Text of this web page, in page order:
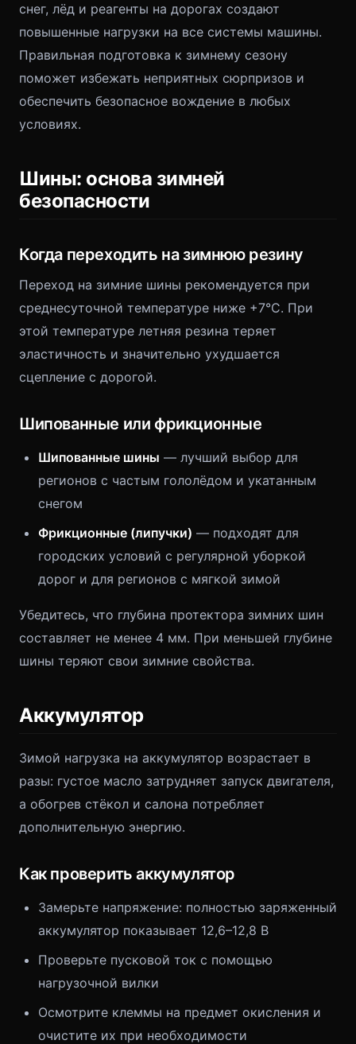
снег, лёд и реагенты на дорогах создают
повышенные нагрузки на все системы машины.
Правильная подготовка к зимнему сезону
поможет избежать неприятных сюрпризов и
обеспечить безопасное вождение в любых
условиях.
Шины: основа зимней
безопасности
Когда переходить на зимнюю резину
Переход на зимние шины рекомендуется при
среднесуточной температуре ниже +7°C. При
этой температуре летняя резина теряет
эластичность и значительно ухудшается
сцепление с дорогой.
Шипованные или фрикционные
Шипованные шины — лучший выбор для
регионов с частым гололёдом и укатанным
снегом
Фрикционные (липучки) — подходят для
городских условий с регулярной уборкой
дорог и для регионов с мягкой зимой
Убедитесь, что глубина протектора зимних шин
составляет не менее 4 мм. При меньшей глубине
шины теряют свои зимние свойства.
Аккумулятор
Зимой нагрузка на аккумулятор возрастает в
разы: густое масло затрудняет запуск двигателя,
а обогрев стёкол и салона потребляет
дополнительную энергию.
Как проверить аккумулятор
Замерьте напряжение: полностью заряженный
аккумулятор показывает 12,6–12,8 В
Проверьте пусковой ток с помощью
нагрузочной вилки
Осмотрите клеммы на предмет окисления и
очистите их при необходимости